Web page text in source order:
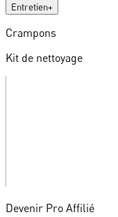
Entretien+
Crampons
Kit de nettoyage
Devenir Pro Affilié